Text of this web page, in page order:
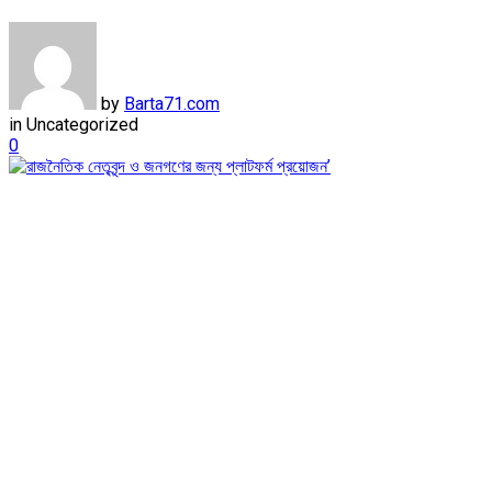
by Barta71.com
in Uncategorized
0